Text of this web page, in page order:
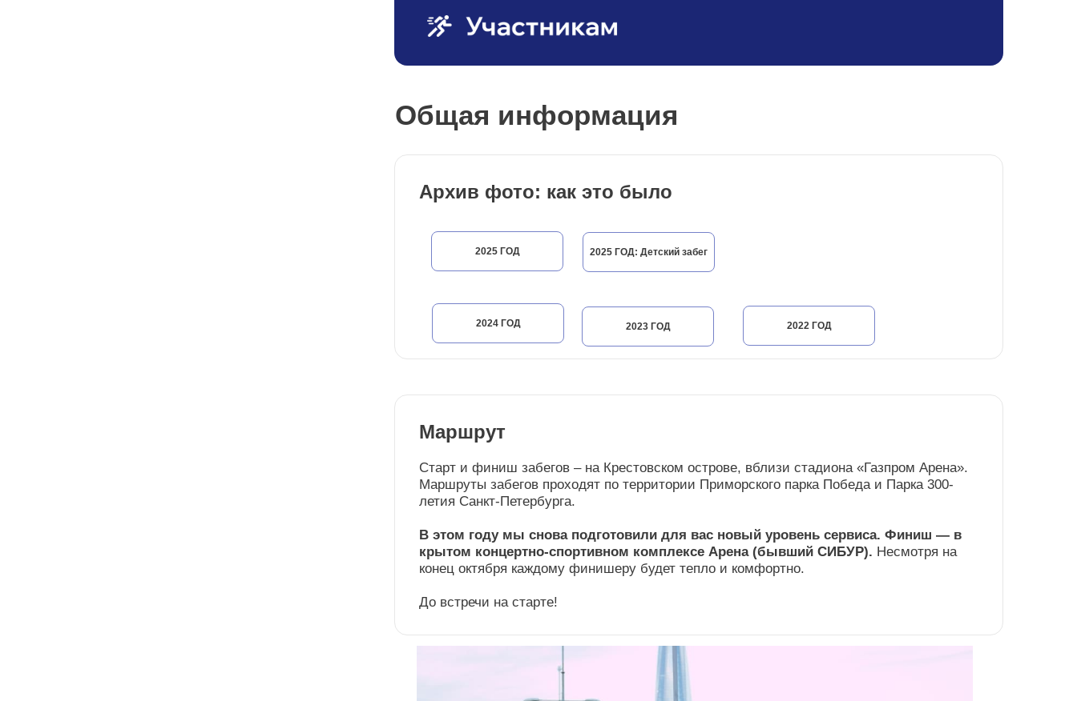
Общая информация
Архив фото: как это было
2025 ГОД: Детский забег
2025 ГОД
2024 ГОД 2023 ГОД 2022 ГОД
Старт и финиш забегов – на Крестовском острове, вблизи стадиона «Газпром Арена».
Маршруты забегов проходят по территории Приморского парка Победа и Парка 300-
летия Санкт-Петербурга.
В этом году мы снова подготовили для вас новый уровень сервиса. Финиш — в
крытом концертно-спортивном комплексе Арена (бывший СИБУР). Несмотря на
конец октября каждому финишеру будет тепло и комфортно.
До встречи на старте!
Маршрут